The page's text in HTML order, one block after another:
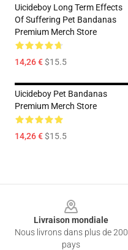
Uicideboy Long Term Effects
Of Suffering Pet Bandanas
Premium Merch Store
14,26 €$15.5
Uicideboy Pet Bandanas
Premium Merch Store
14,26 €$15.5
Livraison mondiale
Nous livrons dans plus de 200
pays